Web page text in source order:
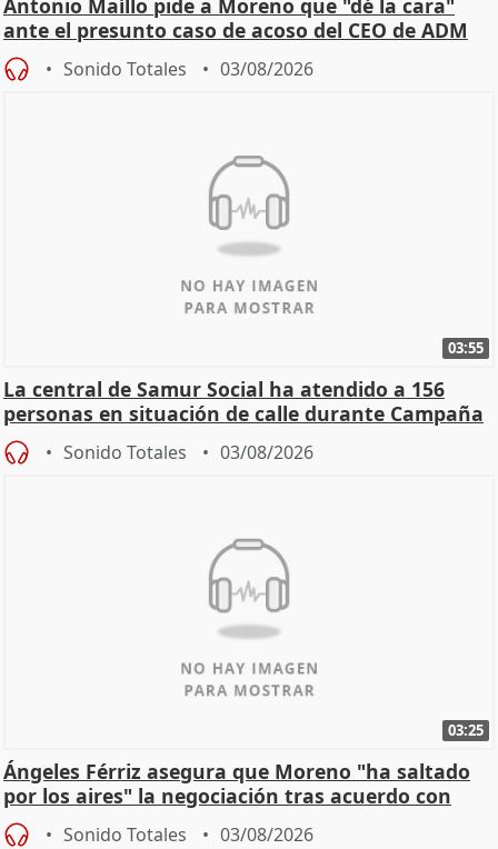
Antonio Maíllo pide a Moreno que "dé la cara"
ante el presunto caso de acoso del CEO de ADM
Sonido Totales 03/08/2026
03:55
La central de Samur Social ha atendido a 156
personas en situación de calle durante Campaña
de Calor
Sonido Totales 03/08/2026
03:25
Ángeles Férriz asegura que Moreno "ha saltado
por los aires" la negociación tras acuerdo con
SMA
Sonido Totales 03/08/2026